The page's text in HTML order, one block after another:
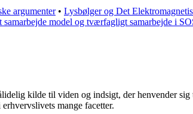
argumenter• Lysbølger og Det
model og tværfagligt samarbejde i
kilde til viden og indsigt, der henvender sig
mange facetter.